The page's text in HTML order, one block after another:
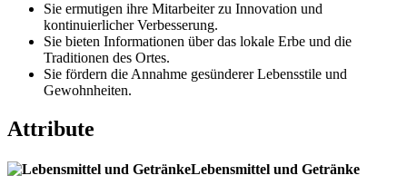
Sie ermutigen ihre Mitarbeiter zu Innovation und
kontinuierlicher Verbesserung.
Sie bieten Informationen über das lokale Erbe und die
Traditionen des Ortes.
Sie fördern die Annahme gesünderer Lebensstile und
Gewohnheiten.
Attribute
Lebensmittel und Getränke